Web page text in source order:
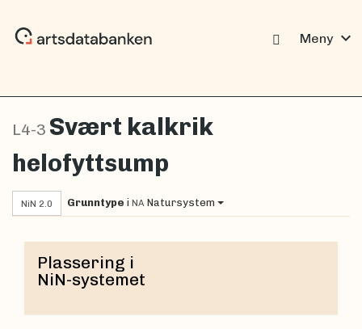
Meny expand_more
L4-3 Svært kalkrik
helofyttsump
NiN 2.0 Grunntype i NA Natursystem
Plassering i
NiN-systemet